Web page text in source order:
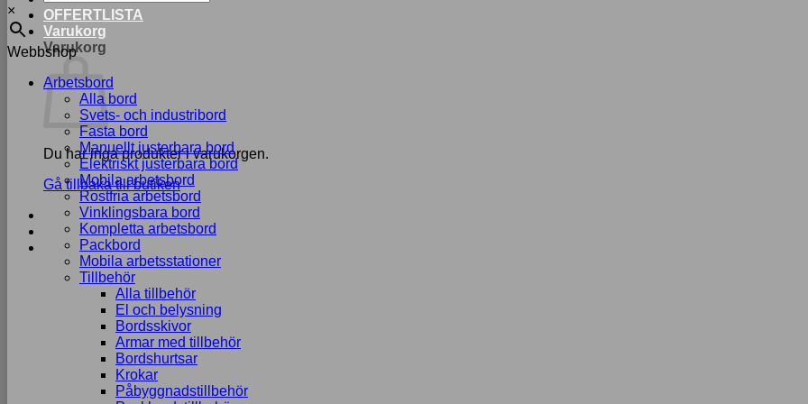
OFFERTLISTA
Varukorg
Varukorg
Du har inga produkter i varukorgen.
Gå tillbaka till butiken
×
Webbshop
Arbetsbord
Alla bord
Svets- och industribord
Fasta bord
Manuellt justerbara bord
Elektriskt justerbara bord
Mobila arbetsbord
Rostfria arbetsbord
Vinklingsbara bord
Kompletta arbetsbord
Packbord
Mobila arbetsstationer
Tillbehör
Alla tillbehör
El och belysning
Bordsskivor
Armar med tillbehör
Bordshurtsar
Krokar
Påbyggnadstillbehör